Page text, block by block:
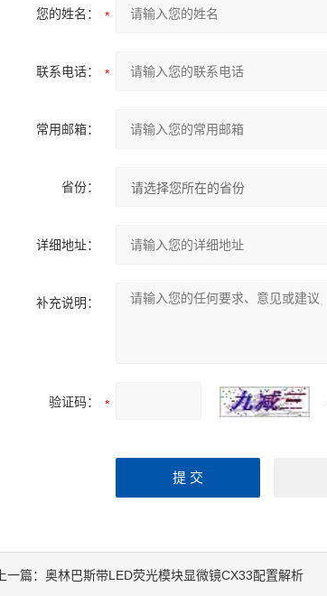
您的姓名：
联系电话：
常用邮箱：
省份：
详细地址：
补充说明：
验证码：
上一篇： 奥林巴斯带LED荧光模块显微镜CX33配置解析